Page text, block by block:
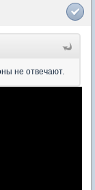
не отвечают.